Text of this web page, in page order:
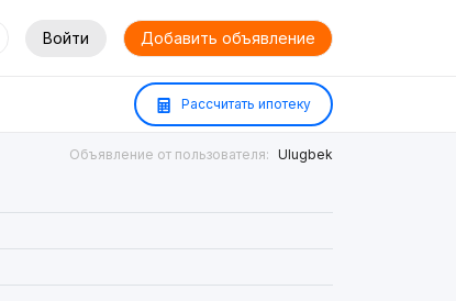
Войти Добавить объявление
Рассчитать ипотеку
Объявление от пользователя: Ulugbek